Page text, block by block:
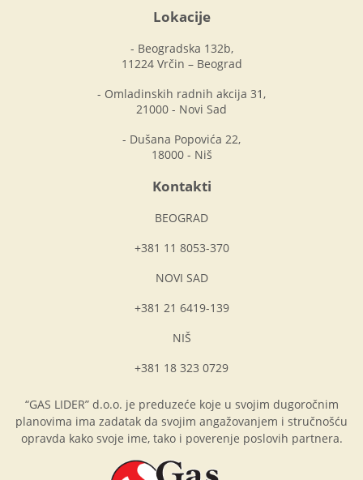
Lokacije
- Beogradska 132b,
11224 Vrčin – Beograd
- Omladinskih radnih akcija 31,
21000 - Novi Sad
- Dušana Popovića 22,
18000 - Niš
Kontakti
BEOGRAD
+381 11 8053-370
NOVI SAD
+381 21 6419-139
NIŠ
+381 18 323 0729
“GAS LIDER” d.o.o. je preduzeće koje u svojim dugoročnim
planovima ima zadatak da svojim angažovanjem i stručnošću
opravda kako svoje ime, tako i poverenje poslovih partnera.